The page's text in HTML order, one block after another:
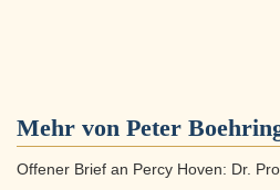
Mehr von Peter
Offener Brief an Percy Hoven: Dr.